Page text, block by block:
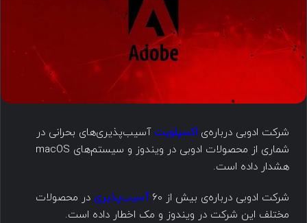
شرکت ادوبی درباره‌ی اکسپلویت آسیب‌پذیری‌های بحرانی در
شماری از محصولات ادوبی در ویندوز و سیستم‌های macOS
هشدار داده است.
شرکت ادوبی درباره‌ی بیش از 60 آسیب‌پذیری در محصولات
مختلف این شرکت در ویندوز و مک اخطار داده است.